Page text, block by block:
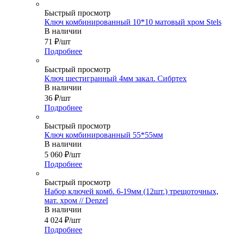
Быстрый просмотр
Ключ комбинированный 10*10 матовый хром Stels
В наличии
71 ₽/шт
Подробнее
Быстрый просмотр
Ключ шестигранный 4мм закал. Сибртех
В наличии
36 ₽/шт
Подробнее
Быстрый просмотр
Ключ комбинированный 55*55мм
В наличии
5 060 ₽/шт
Подробнее
Быстрый просмотр
Набор ключей комб. 6-19мм (12шт.) трещоточных,
мат. хром // Denzel
В наличии
4 024 ₽/шт
Подробнее